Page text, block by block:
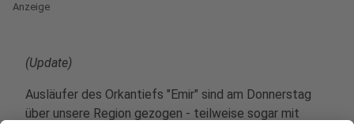
Anzeige
(Update)
Ausläufer des Orkantiefs "Emir" sind am Donnerstag
über unsere Region gezogen - teilweise sogar mit